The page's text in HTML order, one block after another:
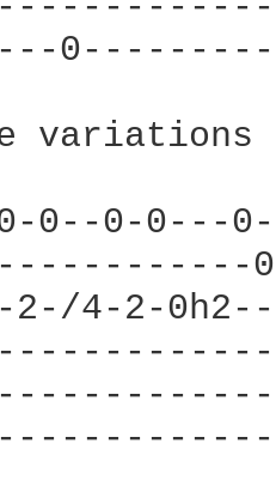
0--0-0---
2-/4-2-